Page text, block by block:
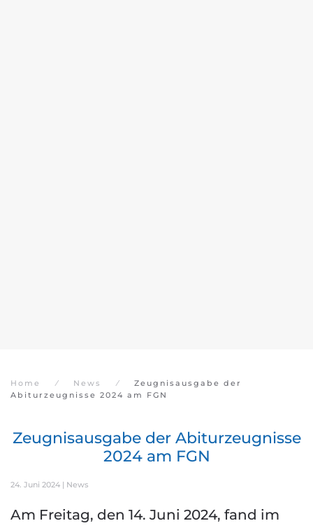
Home News
Zeugnisausgabe der
Abiturzeugnisse 2024 am FGN
Zeugnisausgabe der Abiturzeugnisse
2024 am FGN
24. Juni 2024 | News
Am Freitag, den 14. Juni 2024, fand im